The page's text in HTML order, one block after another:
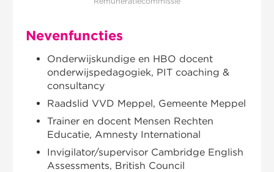
Nevenfuncties
Onderwijskundige en HBO docent
onderwijspedagogiek, PIT coaching &
consultancy
Raadslid VVD Meppel, Gemeente Meppel
Trainer en docent Mensen Rechten
Educatie, Amnesty International
Invigilator/supervisor Cambridge English
Assessments, British Council